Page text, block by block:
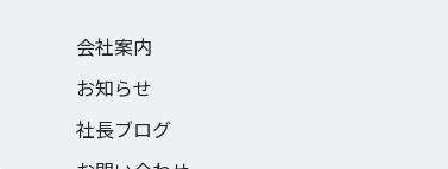
会社案内
お知らせ
社長ブログ